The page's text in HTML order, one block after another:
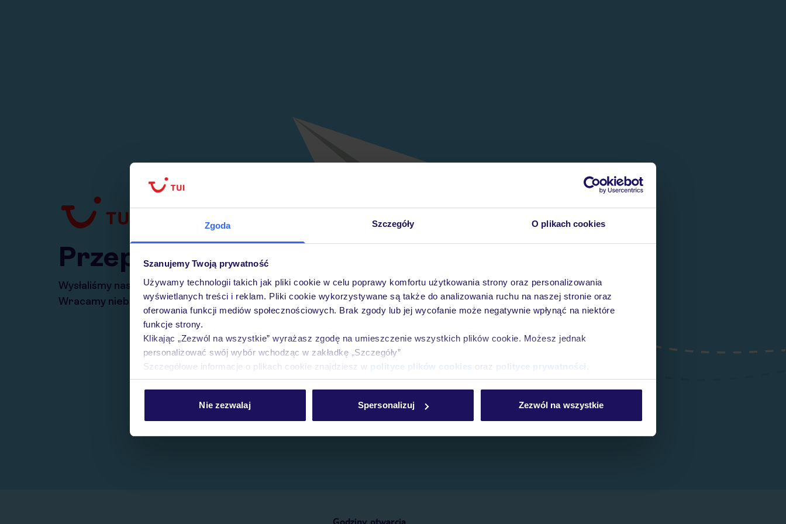
Zgoda Szczegóły O plikach cookies
Szanujemy Twoją prywatność
Używamy technologii takich jak pliki cookie w celu poprawy komfortu użytkowania strony oraz personalizowania
wyświetlanych treści i reklam. Pliki cookie wykorzystywane są także do analizowania ruchu na naszej stronie oraz
oferowania funkcji mediów społecznościowych. Brak zgody lub jej wycofanie może negatywnie wpłynąć na niektóre
funkcje strony.
Klikając „Zezwól na wszystkie” wyrażasz zgodę na umieszczenie wszystkich plików cookie. Możesz jednak
personalizować swój wybór wchodząc w zakładkę „Szczegóły”
Szczegółowe informacje o plikach cookie znajdziesz w polityce plików cookies oraz polityce prywatności
Nie zezwalaj Spersonalizuj Zezwól na wszystkie
Przepraszamy
Wysłaliśmy nasz serwis na krótkie wakacje.
Wracamy niebawem!
Godziny otwarcia